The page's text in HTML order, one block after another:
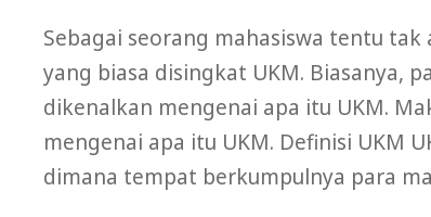
Sebagai seorang mahasiswa tentu
yang biasa disingkat UKM. Biasanya,
dikenalkan mengenai apa itu UKM.
mengenai apa itu UKM. Definisi UKM
dimana tempat berkumpulnya para